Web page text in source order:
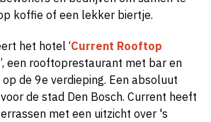
koffie of een lekker biertje.
het hotel ‘Current Rooftop
’, een rooftoprestaurant met bar en
de 9e verdieping. Een absoluut
de stad Den Bosch. Current heeft
met een uitzicht over 's